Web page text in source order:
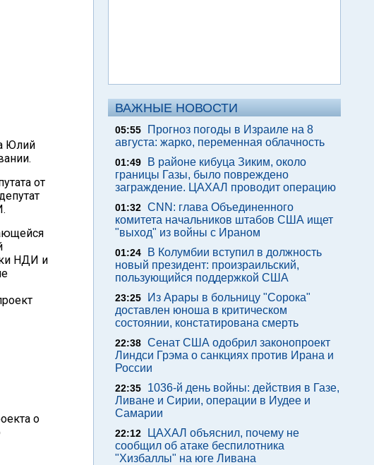
Юлий
от
НДИ и
о
ВАЖНЫЕ НОВОСТИ
05:55
Прогноз погоды в Израиле на 8
августа: жарко, переменная облачность
01:49
В районе кибуца Зиким, около
границы Газы, было повреждено
заграждение. ЦАХАЛ проводит операцию
01:32 CNN: глава Объединенного
комитета начальников штабов США ищет
"выход" из войны с Ираном
01:24
В Колумбии вступил в должность
новый президент: произраильский,
пользующийся поддержкой США
23:25
Из Арары в больницу "Сорока"
доставлен юноша в критическом
состоянии, констатирована смерть
22:38 Сенат США одобрил законопроект
Линдси Грэма о санкциях против Ирана и
России
22:35
1036-й день войны: действия в Газе,
Ливане и Сирии, операции в Иудее и
Самарии
22:12
ЦАХАЛ объяснил, почему не
сообщил об атаке беспилотника
"Хизбаллы" на юге Ливана